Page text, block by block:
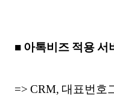
■ 아톡비즈 적용 서
=> CRM, 대표번호